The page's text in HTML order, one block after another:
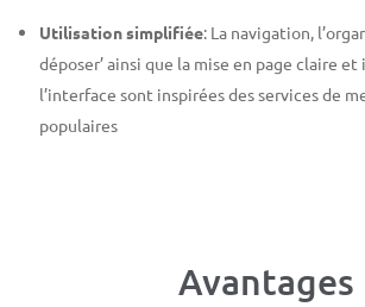
Utilisation simplifiée: La navigation,
déposer’ ainsi que la mise en page claire
l’interface sont inspirées des services de
populaires
Avantages